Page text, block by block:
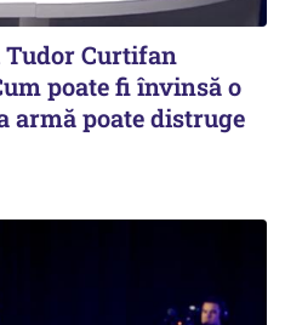
Tudor Curtifan
poate fi învinsă o
armă poate distruge